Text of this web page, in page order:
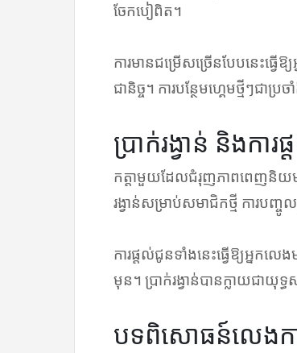
ចែកបៀពិត។
ការមានជម្រើសច្រើនបែបនេះធ្
ជានិច្ច។ ការបន្ថែមហ្គេមថ្មីៗជា
ប្រាក់រង្វាន់ និងក
កត្តាមួយដែលជំរុញភាពពេញនិយម
រង្វាន់សម្រាប់សមាជិកថ្មី ការបញ្
ការផ្តល់ជូនទាំងនេះធ្វើឱ្យអ្នកល
មុន។ ប្រាក់រង្វាន់បានក្លាយជាយុទ្ធ
បទពិសោធន៍លេងក